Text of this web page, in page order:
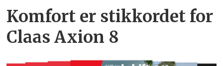
Komfort er stikkordet for
Claas Axion 8